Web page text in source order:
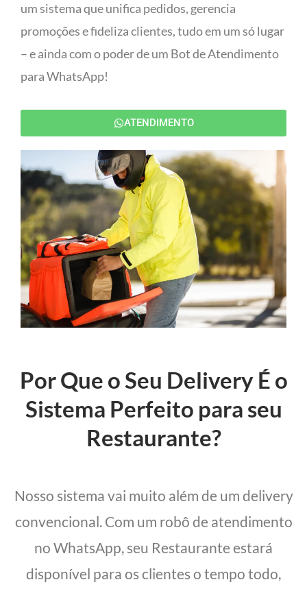
um sistema que unifica pedidos, gerencia
promoções e fideliza clientes, tudo em um só lugar
– e ainda com o poder de um Bot de Atendimento
para WhatsApp!
ATENDIMENTO
Por Que o Seu Delivery É o
Sistema Perfeito para seu
Restaurante?
Nosso sistema vai muito além de um delivery
convencional. Com um robô de atendimento
no WhatsApp, seu Restaurante estará
disponível para os clientes o tempo todo,